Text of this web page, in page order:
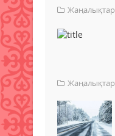
Жаңалықтар
Жаңалықтар